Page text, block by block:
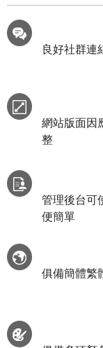
良好社群連
網站版面因
整
管理後台可
便簡單
俱備簡體繁